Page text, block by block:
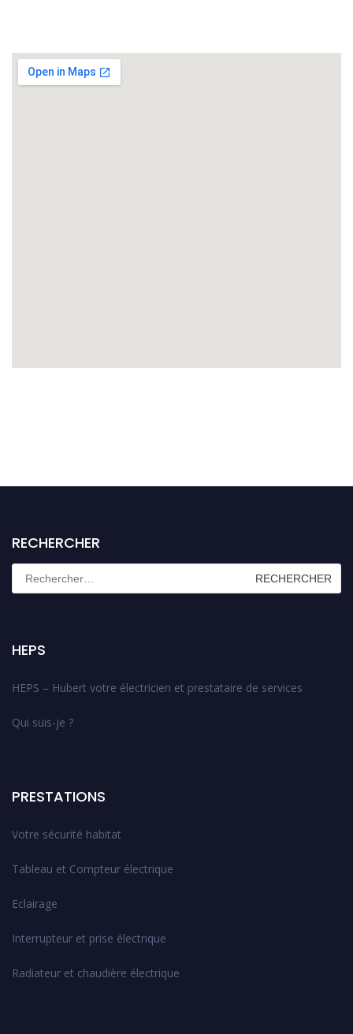
RECHERCHER
HEPS
HEPS – Hubert votre électricien et prestataire de services
Qui suis-je ?
PRESTATIONS
Votre sécurité habitat
Tableau et Compteur électrique
Eclairage
Interrupteur et prise électrique
Radiateur et chaudière électrique